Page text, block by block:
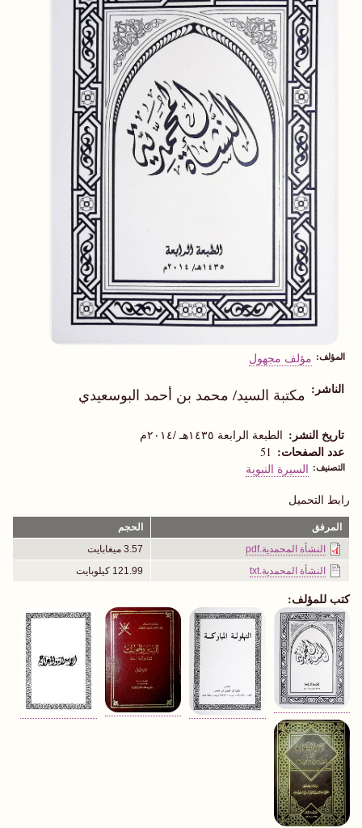
المؤلف مؤلف مجهول
الناشر مكتبة السيد/ محمد بن أحمد البوسعيدي
تاريخ النشر الطبعة الرابعة ١٤٣٥هـ /٢٠١٤م
عدد الصفحات 51
التصنيف السيرة النبوية
رابط التحميل
المرفق
الحجم
النشأة المحمدية.pdf
3.57 ميغابايت
النشأة المحمدية.txt
121.99 كيلوبايت
كتب للمؤلف: